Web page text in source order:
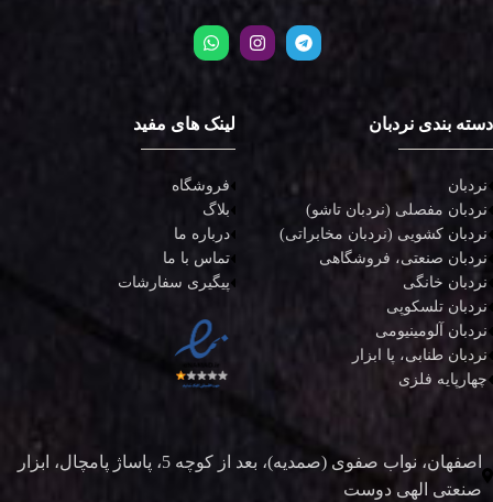
دسته بندی نردبان
نردبان
نردبان مفصلی (نردبان تاشو)
نردبان کشویی (نردبان مخابراتی)
نردبان صنعتی، فروشگاهی
نردبان خانگی
نردبان تلسکوپی
نردبان آلومینیومی
نردبان طنابی، پا ابزار
چهارپایه فلزی
لینک های مفید
فروشگاه
بلاگ
درباره ما
تماس با ما
پیگیری سفارشات
اصفهان، نواب صفوی (صمدیه)، بعد از کوچه 5، پاساژ پامچال، ابزار
صنعتی الهی دوست